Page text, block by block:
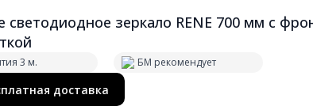
светодиодное зеркало RENE 700 мм с
3 м. БМ рекомендует
доставка